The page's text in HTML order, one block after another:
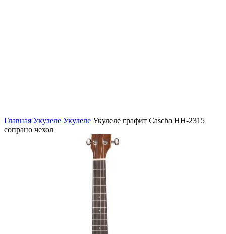
Главная Укулеле Укулеле Укулеле графит Cascha HH-2315
сопрано чехол